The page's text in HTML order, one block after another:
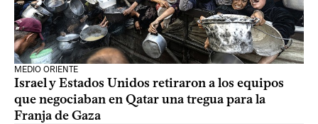
MEDIO ORIENTE
Israel y Estados Unidos retiraron a los equipos
que negociaban en Qatar una tregua para la
Franja de Gaza